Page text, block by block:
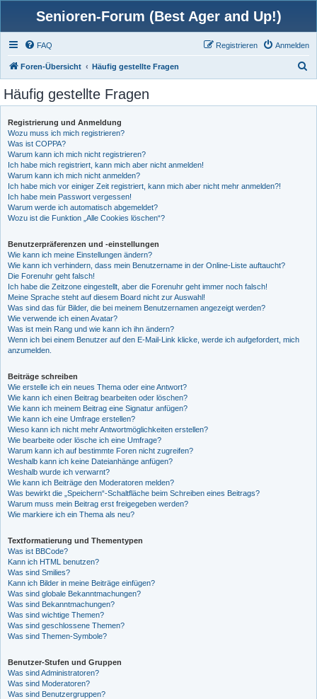
Senioren-Forum (Best Ager and Up!)
FAQ Anmelden
Registrieren
Foren-Übersicht Häufig gestellte Fragen
Häufig gestellte Fragen
Registrierung und Anmeldung
Wozu muss ich mich registrieren?
Was ist COPPA?
Warum kann ich mich nicht registrieren?
Ich habe mich registriert, kann mich aber nicht anmelden!
Warum kann ich mich nicht anmelden?
Ich habe mich vor einiger Zeit registriert, kann mich aber nicht mehr anmelden?!
Ich habe mein Passwort vergessen!
Warum werde ich automatisch abgemeldet?
Wozu ist die Funktion „Alle Cookies löschen“?
Benutzerpräferenzen und -einstellungen
Wie kann ich meine Einstellungen ändern?
Wie kann ich verhindern, dass mein Benutzername in der Online-Liste auftaucht?
Die Forenuhr geht falsch!
Ich habe die Zeitzone eingestellt, aber die Forenuhr geht immer noch falsch!
Meine Sprache steht auf diesem Board nicht zur Auswahl!
Was sind das für Bilder, die bei meinem Benutzernamen angezeigt werden?
Wie verwende ich einen Avatar?
Was ist mein Rang und wie kann ich ihn ändern?
Wenn ich bei einem Benutzer auf den E-Mail-Link klicke, werde ich aufgefordert, mich
anzumelden.
Beiträge schreiben
Wie erstelle ich ein neues Thema oder eine Antwort?
Wie kann ich einen Beitrag bearbeiten oder löschen?
Wie kann ich meinem Beitrag eine Signatur anfügen?
Wie kann ich eine Umfrage erstellen?
Wieso kann ich nicht mehr Antwortmöglichkeiten erstellen?
Wie bearbeite oder lösche ich eine Umfrage?
Warum kann ich auf bestimmte Foren nicht zugreifen?
Weshalb kann ich keine Dateianhänge anfügen?
Weshalb wurde ich verwarnt?
Wie kann ich Beiträge den Moderatoren melden?
Was bewirkt die „Speichern“-Schaltfläche beim Schreiben eines Beitrags?
Warum muss mein Beitrag erst freigegeben werden?
Wie markiere ich ein Thema als neu?
Textformatierung und Thementypen
Was ist BBCode?
Kann ich HTML benutzen?
Was sind Smilies?
Kann ich Bilder in meine Beiträge einfügen?
Was sind globale Bekanntmachungen?
Was sind Bekanntmachungen?
Was sind wichtige Themen?
Was sind geschlossene Themen?
Was sind Themen-Symbole?
Benutzer-Stufen und Gruppen
Was sind Administratoren?
Was sind Moderatoren?
Was sind Benutzergruppen?